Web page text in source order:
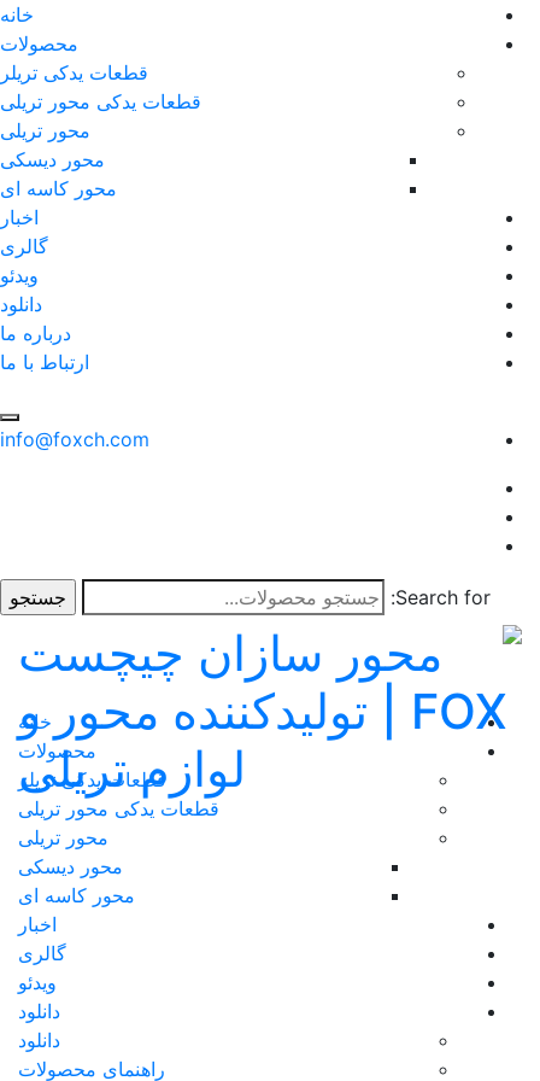
خانه
محصولات
قطعات یدکی تریلر
قطعات یدکی محور تریلی
محور تریلی
محور دیسکی
محور کاسه ای
اخبار
گالری
ویدئو
دانلود
درباره ما
ارتباط با ما
info@foxch.com
Search for:
خانه
محصولات
قطعات یدکی تریلر
قطعات یدکی محور تریلی
محور تریلی
محور دیسکی
محور کاسه ای
اخبار
گالری
ویدئو
دانلود
دانلود
راهنمای محصولات